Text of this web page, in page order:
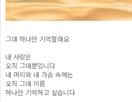
그대 하나만 기억할래요
내 사랑은
오직 그대뿐입니다
내 머리와 내 가슴 속에는
오직 그대 이름
하나만 기억하고 싶습니다